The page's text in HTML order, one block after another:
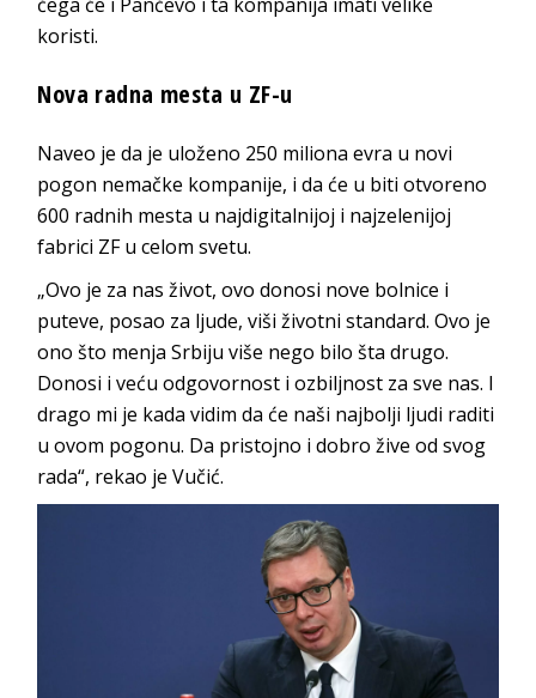
čega će i Pančevo i ta kompanija imati velike
koristi.
Nova radna mesta u ZF-u
Naveo je da je uloženo 250 miliona evra u novi
pogon nemačke kompanije, i da će u biti otvoreno
600 radnih mesta u najdigitalnijoj i najzelenijoj
fabrici ZF u celom svetu.
„Ovo je za nas život, ovo donosi nove bolnice i
puteve, posao za ljude, viši životni standard. Ovo je
ono što menja Srbiju više nego bilo šta drugo.
Donosi i veću odgovornost i ozbiljnost za sve nas. I
drago mi je kada vidim da će naši najbolji ljudi raditi
u ovom pogonu. Da pristojno i dobro žive od svog
rada“, rekao je Vučić.